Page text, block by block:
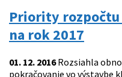
Priority
na rok 2017
01. 12. 2016Rozsiahla
pokračovanie vo výstavbe